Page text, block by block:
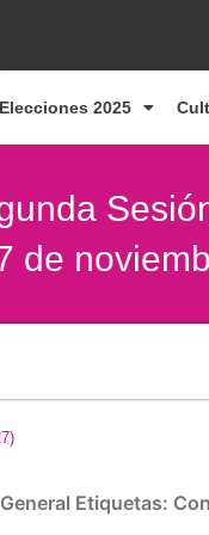
Elecciones 2025
de
Etiquetas: